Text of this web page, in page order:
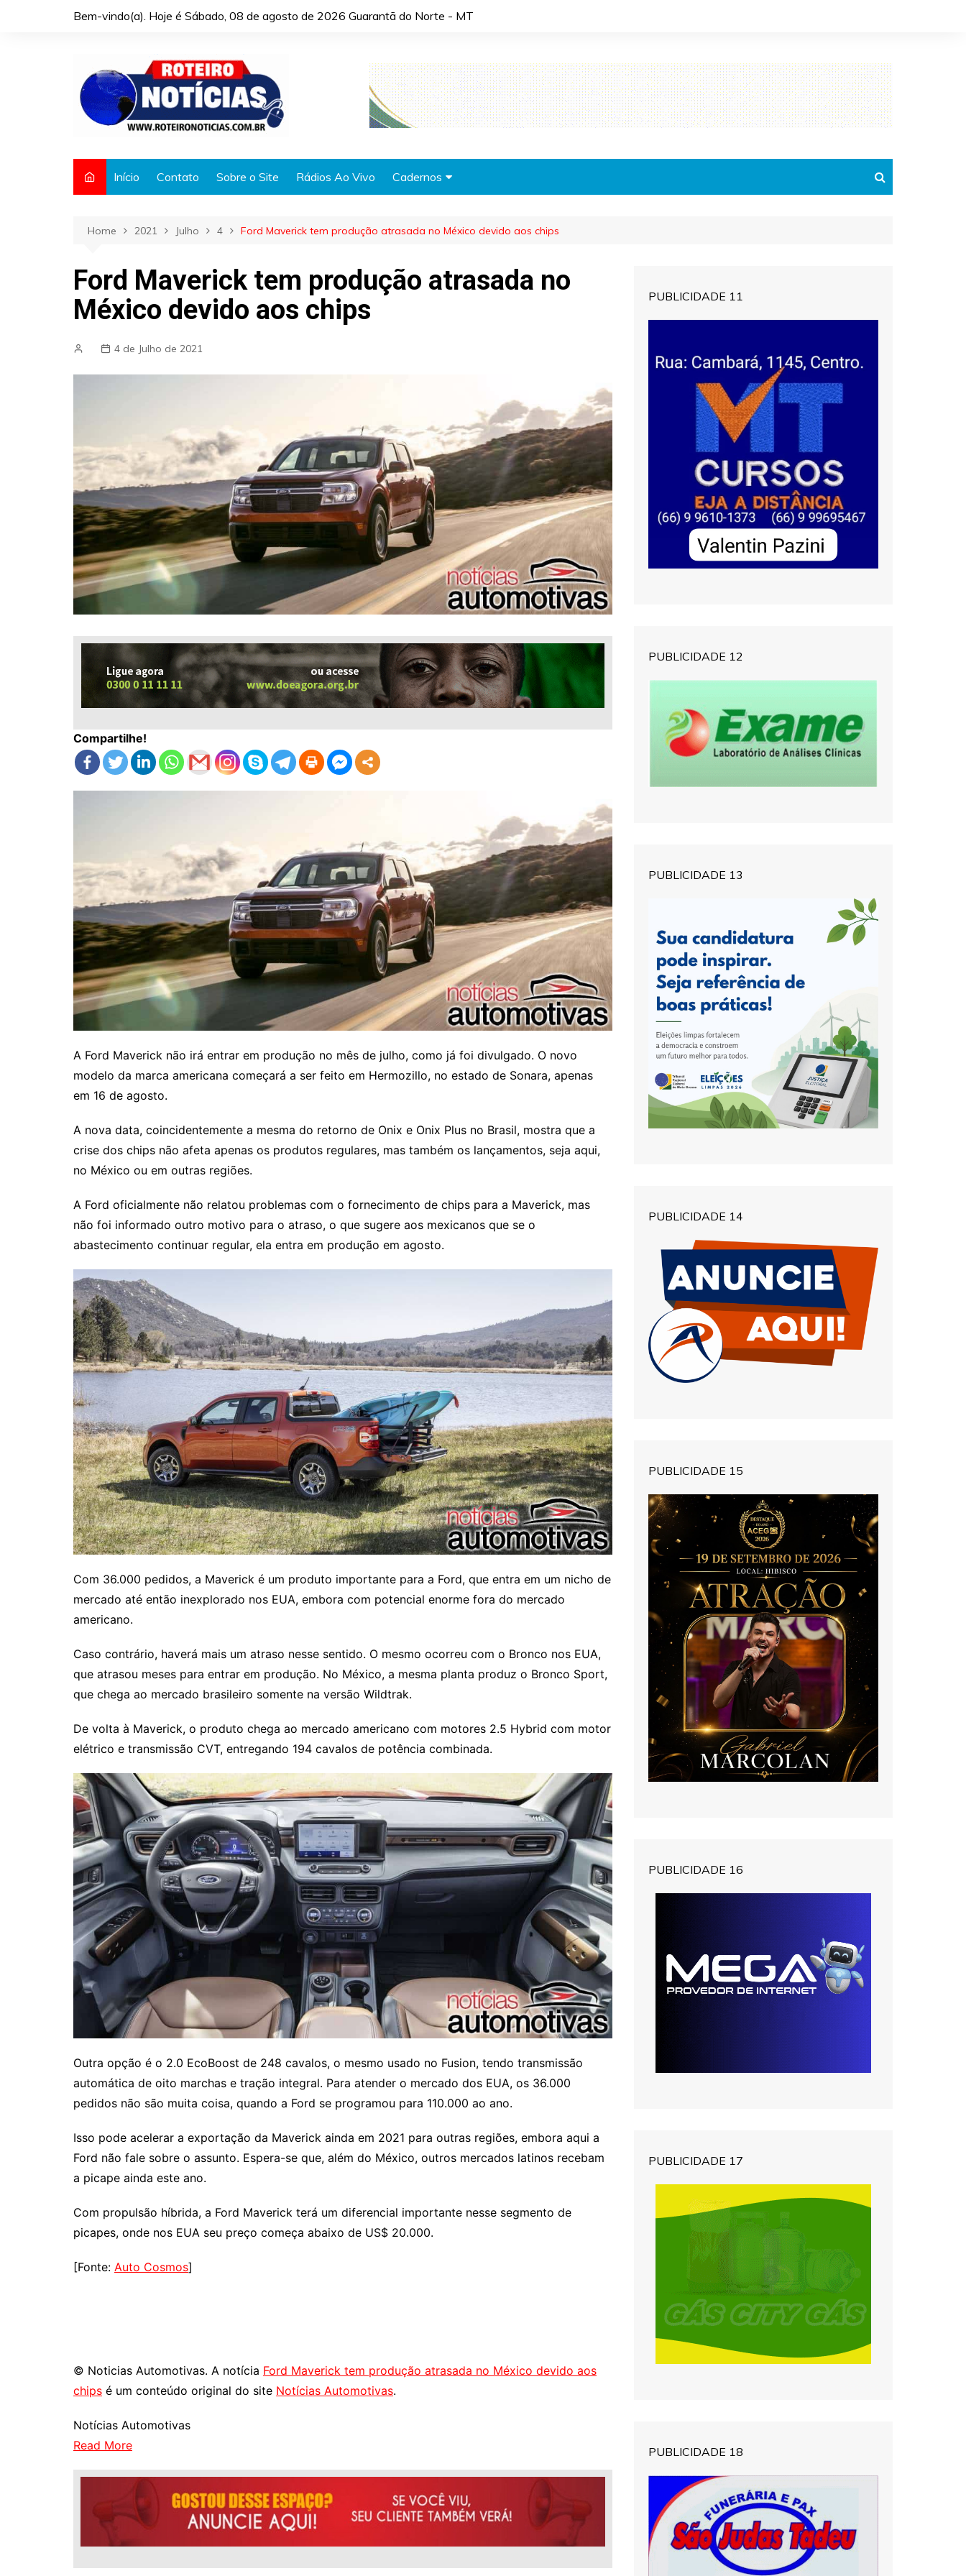
Bem-vindo(a). Hoje é Sábado, 08 de agosto de 2026 Guarantã do Norte - MT
Início Contato Sobre o Site Rádios Ao Vivo Cadernos
Automóveis
Cidades
Mundo
Política
Saúde
Home 2021 Julho 4 Ford Maverick tem produção atrasada no México devido aos chips
Ford Maverick tem produção atrasada no
México devido aos chips
4 de Julho de 2021
Compartilhe!
A Ford Maverick não irá entrar em produção no mês de julho, como já foi divulgado. O novo
modelo da marca americana começará a ser feito em Hermozillo, no estado de Sonara, apenas
em 16 de agosto.
A nova data, coincidentemente a mesma do retorno de Onix e Onix Plus no Brasil, mostra que a
crise dos chips não afeta apenas os produtos regulares, mas também os lançamentos, seja aqui,
no México ou em outras regiões.
A Ford oficialmente não relatou problemas com o fornecimento de chips para a Maverick, mas
não foi informado outro motivo para o atraso, o que sugere aos mexicanos que se o
abastecimento continuar regular, ela entra em produção em agosto.
Com 36.000 pedidos, a Maverick é um produto importante para a Ford, que entra em um nicho de
mercado até então inexplorado nos EUA, embora com potencial enorme fora do mercado
americano.
Caso contrário, haverá mais um atraso nesse sentido. O mesmo ocorreu com o Bronco nos EUA,
que atrasou meses para entrar em produção. No México, a mesma planta produz o Bronco Sport,
que chega ao mercado brasileiro somente na versão Wildtrak.
De volta à Maverick, o produto chega ao mercado americano com motores 2.5 Hybrid com motor
elétrico e transmissão CVT, entregando 194 cavalos de potência combinada.
Outra opção é o 2.0 EcoBoost de 248 cavalos, o mesmo usado no Fusion, tendo transmissão
automática de oito marchas e tração integral. Para atender o mercado dos EUA, os 36.000
pedidos não são muita coisa, quando a Ford se programou para 110.000 ao ano.
Isso pode acelerar a exportação da Maverick ainda em 2021 para outras regiões, embora aqui a
Ford não fale sobre o assunto. Espera-se que, além do México, outros mercados latinos recebam
a picape ainda este ano.
Com propulsão híbrida, a Ford Maverick terá um diferencial importante nesse segmento de
picapes, onde nos EUA seu preço começa abaixo de US$ 20.000.
[Fonte: Auto Cosmos]
© Noticias Automotivas. A notícia Ford Maverick tem produção atrasada no México devido aos
chips é um conteúdo original do site Notícias Automotivas.
Notícias Automotivas
Read More
PUBLICIDADE 11
PUBLICIDADE 12
PUBLICIDADE 13
PUBLICIDADE 14
PUBLICIDADE 15
PUBLICIDADE 16
PUBLICIDADE 17
PUBLICIDADE 18